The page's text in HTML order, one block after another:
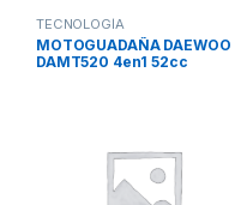
TECNOLOGÍA
MOTOGUADAÑA DAEWOO
DAMT520 4en1 52cc